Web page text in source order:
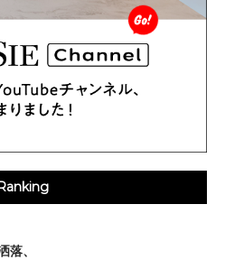
Ranking
落、